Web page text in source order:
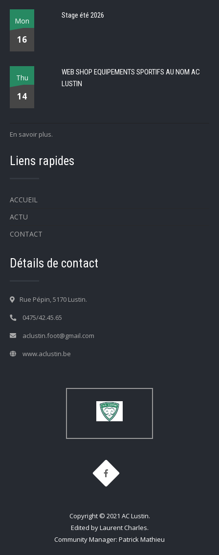
Mon
16
Stage été 2026
Thu
14
WEB SHOP EQUIPEMENTS SPORTIFS AU NOM AC
LUSTIN
En savoir plus.
Liens rapides
ACCUEIL
ACTU
CONTACT
Détails de contact
Rue Pépin, 5170 Lustin.
0475/42.45.65
aclustin.foot@gmail.com
www.aclustin.be
Copyright © 2021 AC Lustin.
Edited by Laurent Charles.
Community Manager: Patrick Mathieu